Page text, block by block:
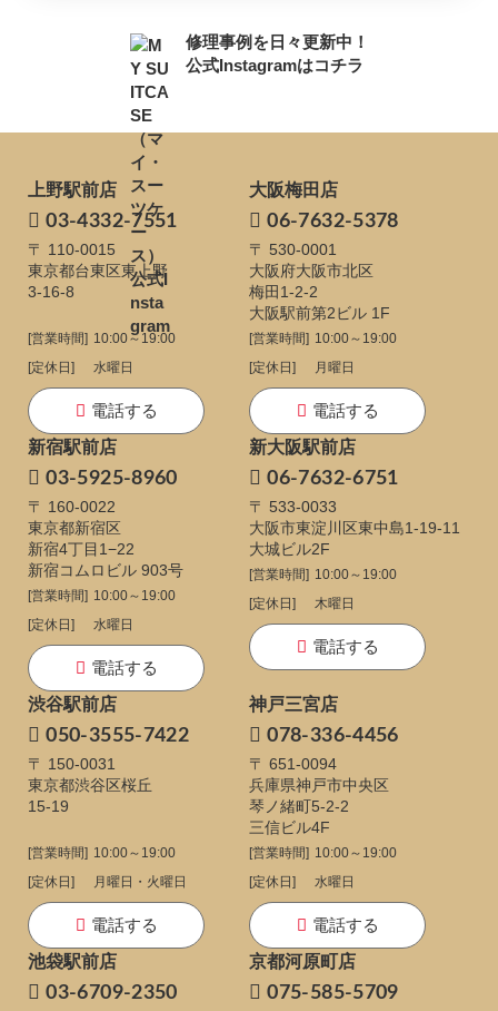
修理事例を日々更新中！
公式Instagramはコチラ
上野駅前店
03-4332-7551
〒 110-0015
東京都台東区東上野
3-16-8
[営業時間] 10:00～19:00
[定休日]
水曜日
電話する
大阪梅田店
06-7632-5378
〒 530-0001
大阪府大阪市北区
梅田1-2-2
大阪駅前第2ビル 1F
[営業時間] 10:00～19:00
[定休日]
月曜日
電話する
新宿駅前店
03-5925-8960
〒 160-0022
東京都新宿区
新宿4丁目1−22
新宿コムロビル 903号
[営業時間] 10:00～19:00
[定休日]
水曜日
電話する
新大阪駅前店
06-7632-6751
〒 533-0033
大阪市東淀川区東中島1-19-11
大城ビル2F
[営業時間] 10:00～19:00
[定休日]
木曜日
電話する
渋谷駅前店
050-3555-7422
〒 150-0031
東京都渋谷区桜丘
15-19
[営業時間] 10:00～19:00
[定休日]
月曜日・火曜日
電話する
神戸三宮店
078-336-4456
〒 651-0094
兵庫県神戸市中央区
琴ノ緒町5-2-2
三信ビル4F
[営業時間] 10:00～19:00
[定休日]
水曜日
電話する
池袋駅前店
03-6709-2350
京都河原町店
075-585-5709